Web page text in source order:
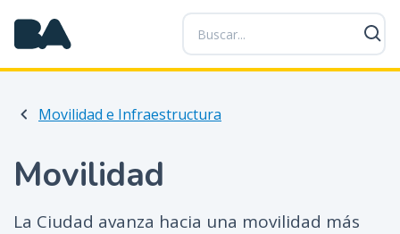
P
a
s
a
a
Movilidad e Infraestructura
Movilidad
La Ciudad avanza hacia una movilidad más